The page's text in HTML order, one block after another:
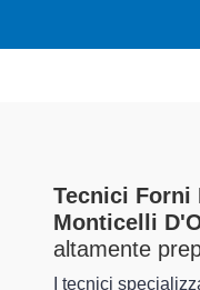
Tecnici Forni
Monticelli
altamente
I tecnici